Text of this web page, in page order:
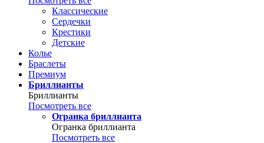
Классические
Сердечки
Крестики
Детские
Колье
Браслеты
Премиум
Бриллианты
Бриллианты
Посмотреть все
Огранка бриллианта
Огранка бриллианта
Посмотреть все